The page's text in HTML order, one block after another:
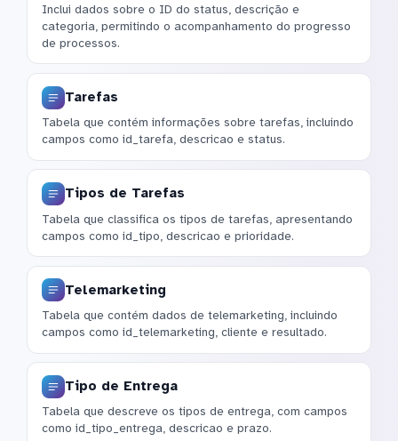
Inclui dados sobre o ID do status, descrição e
categoria, permitindo o acompanhamento do progresso
de processos.
Tarefas
Tabela que contém informações sobre tarefas, incluindo
campos como id_tarefa, descricao e status.
Tipos de Tarefas
Tabela que classifica os tipos de tarefas, apresentando
campos como id_tipo, descricao e prioridade.
Telemarketing
Tabela que contém dados de telemarketing, incluindo
campos como id_telemarketing, cliente e resultado.
Tipo de Entrega
Tabela que descreve os tipos de entrega, com campos
como id_tipo_entrega, descricao e prazo.